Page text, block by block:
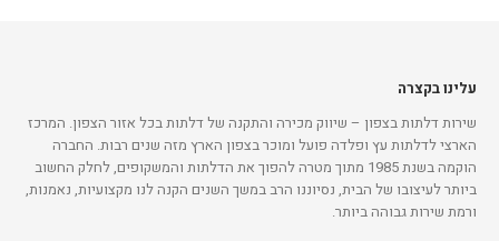
עלינו בקצרה
שירות דלתות בצפון – שיווק מכירה והתקנה של דלתות בכל אזור הצפון. המרכז
הארצי לדלתות עץ ופלדה פועל ומוכר בצפון הארץ מזה שנים רבות. החברה
הוקמה בשנת 1985 מתוך מטרה להפוך את הדלתות והמשקופים, לחלק החשוב
ביותר לעיצובו של הבית, נסיוננו הרב במשך השנים הקנה לנו מקצועיות, נאמנות,
ורמת שירות גבוהה ביותר.